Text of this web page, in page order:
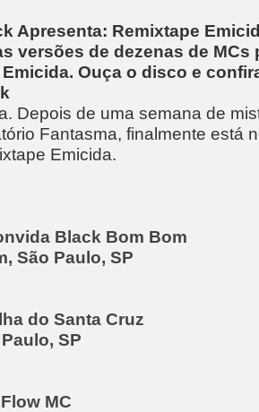
Apresenta: Remixtape
versões de dezenas de MCs
Ouça o disco e
Depois de uma semana de
Fantasma, finalmente está
Emicida.
Black Bom Bom
São Paulo, SP
do Santa Cruz
SP
MC